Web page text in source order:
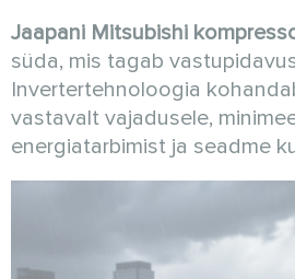
Jaapani Mitsubishi
süda, mis tagab
Invertertehnoloogia
vastavalt vajadusele,
energiatarbimist ja seadme